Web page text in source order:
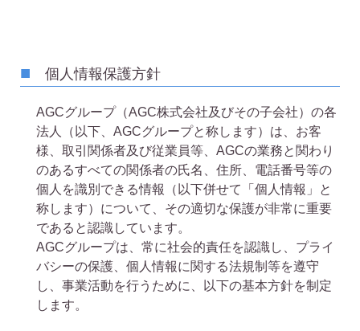
個人情報保護方針
AGCグループ（AGC株式会社及びその子会社）の各
法人（以下、AGCグループと称します）は、お客
様、取引関係者及び従業員等、AGCの業務と関わり
のあるすべての関係者の氏名、住所、電話番号等の
個人を識別できる情報（以下併せて「個人情報」と
称します）について、その適切な保護が非常に重要
であると認識しています。
AGCグループは、常に社会的責任を認識し、プライ
バシーの保護、個人情報に関する法規制等を遵守
し、事業活動を行うために、以下の基本方針を制定
します。